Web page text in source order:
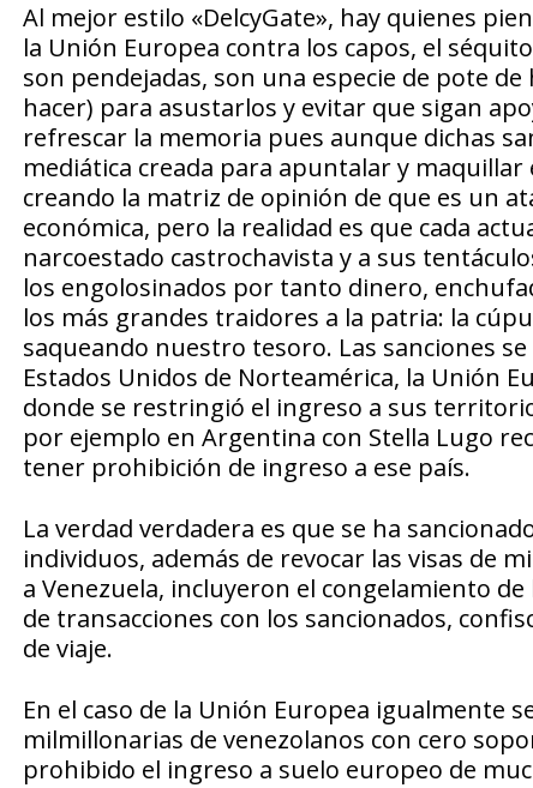
Al mejor estilo «DelcyGate», hay quienes
la Unión Europea contra los capos, el
son pendejadas, son una especie de pote
hacer) para asustarlos y evitar que sigan
refrescar la memoria pues aunque dichas
mediática creada para apuntalar y
creando la matriz de opinión de que es un
económica, pero la realidad es que cada
narcoestado castrochavista y a sus
los engolosinados por tanto dinero,
los más grandes traidores a la patria: la
saqueando nuestro tesoro. Las sanciones
Estados Unidos de Norteamérica, la Unión
donde se restringió el ingreso a sus
por ejemplo en Argentina con Stella Lugo
tener prohibición de ingreso a ese país.
La verdad verdadera es que se ha
individuos, además de revocar las visas de
a Venezuela, incluyeron el congelamiento
de transacciones con los sancionados,
de viaje.
En el caso de la Unión Europea igualmente
milmillonarias de venezolanos con cero
prohibido el ingreso a suelo europeo de